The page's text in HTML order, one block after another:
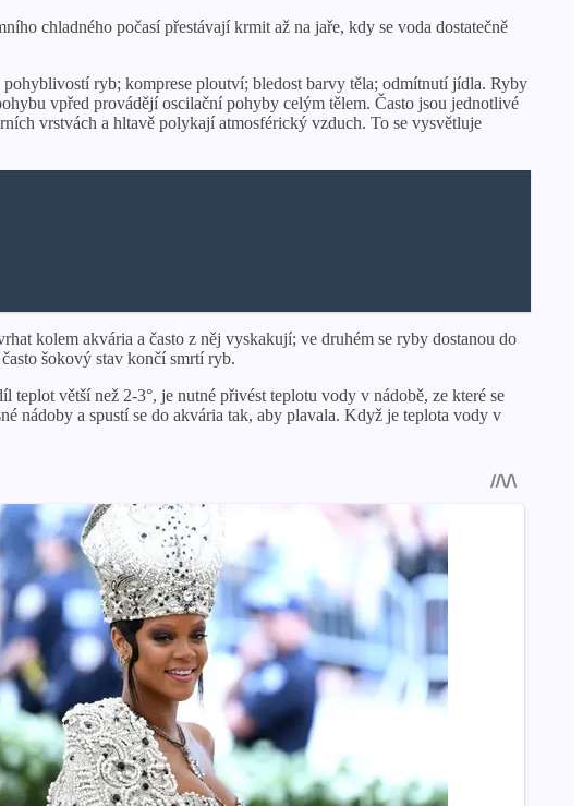
chladného počasí přestávají krmit až na jaře, kdy se voda dostatečně
ryb; komprese ploutví; bledost barvy těla; odmítnutí jídla. Ryby
vpřed provádějí oscilační pohyby celým tělem. Často jsou jednotlivé
vrstvách a hltavě polykají atmosférický vzduch. To se vysvětluje
kolem akvária a často z něj vyskakují; ve druhém se ryby dostanou do
šokový stav končí smrtí ryb.
větší než 2-3°, je nutné přivést teplotu vody v nádobě, ze které se
nádoby a spustí se do akvária tak, aby plavala. Když je teplota vody v